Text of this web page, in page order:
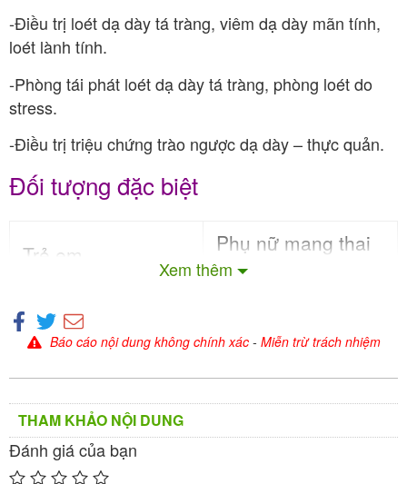
-Điều trị loét dạ dày tá tràng, viêm dạ dày mãn tính,
loét lành tính.
-Phòng tái phát loét dạ dày tá tràng, phòng loét do
stress.
-Điều trị triệu chứng trào ngược dạ dày – thực quản.
Đối tượng đặc biệt
Xem thêm
Trẻ em Phụ nữ mang thai
Phụ nữ cho con bú
sĩ.
Dùng được.
Báo cáo nội dung không chính xác- Miễn trừ trách nhiệm
THAM KHẢO NỘI DUNG
Đánh giá của bạn